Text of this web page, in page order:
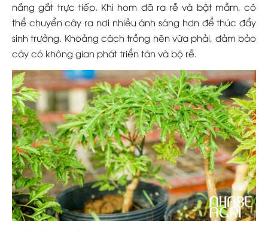
nắng gắt trực tiếp. Khi hom đã ra rễ và bật mầm, có
thể chuyển cây ra nơi nhiều ánh sáng hơn để thúc đẩy
sinh trưởng. Khoảng cách trồng nên vừa phải, đảm bảo
cây có không gian phát triển tán và bộ rễ.